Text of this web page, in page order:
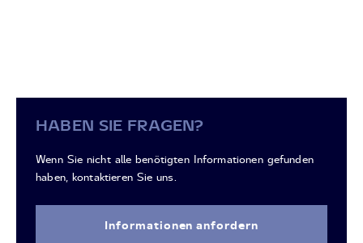
HABEN SIE FRAGEN?
Wenn Sie nicht alle benötigten Informationen gefunden
haben, kontaktieren Sie uns.
Informationen anfordern